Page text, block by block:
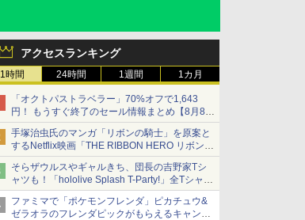
アクセスランキング
1時間 24時間 1週間 1カ月
「オクトパストラベラー」70%オフで1,643
円！ もうすぐ終了のセール情報まとめ【8月8日
更新】
ニンテンドーeショップでは「大神 絶景版」が
67%オフで990円
手塚治虫氏のマンガ「リボンの騎士」を原案と
するNetflix映画「THE RIBBON HERO リボンヒ
ーロー」本日配信開始
そらザウルスやギャルきち、団長の吉野家Tシ
ャツも！「hololive Splash T-Party!」全Tシャツ
ラインナップ公開＆オンライン販売開始
ファミマで「ポケモンフレンダ」ピカチュウ&
ゼラオラのフレンダピックがもらえるキャンペ